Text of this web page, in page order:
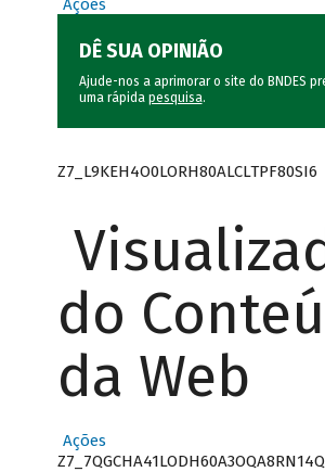
Ações
DÊ SUA OPINIÃO
Ajude-nos a aprimorar o site do BNDES
uma rápida pesquisa.
Z7_L9KEH4O0LORH80ALCLTPF80SI6
do
da Web
Ações